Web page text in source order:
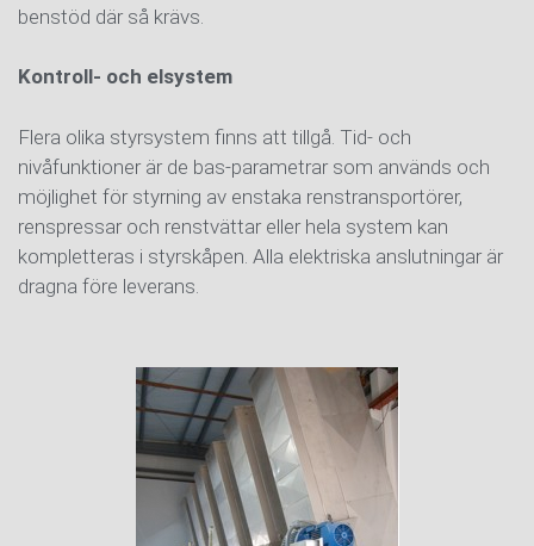
benstöd där så krävs.
Kontroll- och elsystem
Flera olika styrsystem finns att tillgå. Tid- och
nivåfunktioner är de bas-parametrar som används och
möjlighet för styrning av enstaka renstransportörer,
renspressar och renstvättar eller hela system kan
kompletteras i styrskåpen. Alla elektriska anslutningar är
dragna före leverans.